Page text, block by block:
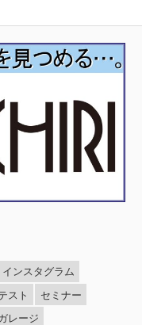
インスタグラム
スト
セミナー
レージ